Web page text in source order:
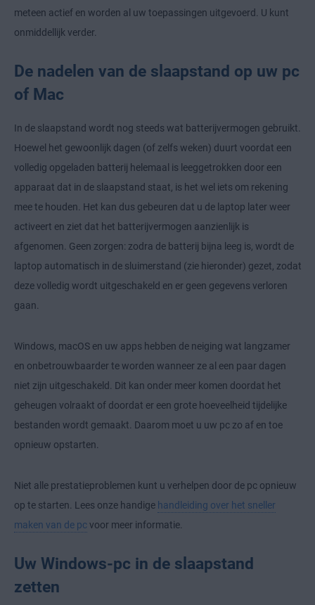
meteen actief en worden al uw toepassingen uitgevoerd. U kunt
onmiddellijk verder.
De nadelen van de slaapstand op uw pc
of Mac
In de slaapstand wordt nog steeds wat batterijvermogen gebruikt.
Hoewel het gewoonlijk dagen (of zelfs weken) duurt voordat een
volledig opgeladen batterij helemaal is leeggetrokken door een
apparaat dat in de slaapstand staat, is het wel iets om rekening
mee te houden. Het kan dus gebeuren dat u de laptop later weer
activeert en ziet dat het batterijvermogen aanzienlijk is
afgenomen. Geen zorgen: zodra de batterij bijna leeg is, wordt de
laptop automatisch in de sluimerstand (zie hieronder) gezet, zodat
deze volledig wordt uitgeschakeld en er geen gegevens verloren
gaan.
Windows, macOS en uw apps hebben de neiging wat langzamer
en onbetrouwbaarder te worden wanneer ze al een paar dagen
niet zijn uitgeschakeld. Dit kan onder meer komen doordat het
geheugen volraakt of doordat er een grote hoeveelheid tijdelijke
bestanden wordt gemaakt. Daarom moet u uw pc zo af en toe
opnieuw opstarten.
Niet alle prestatieproblemen kunt u verhelpen door de pc opnieuw
op te starten. Lees onze handige handleiding over het sneller
maken van de pc voor meer informatie.
Uw Windows-pc in de slaapstand
zetten